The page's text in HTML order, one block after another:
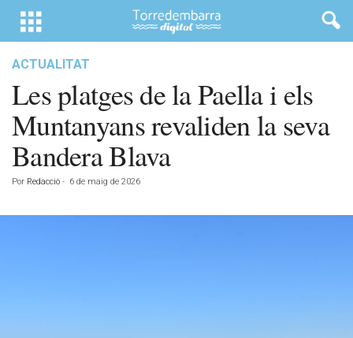
ACTUALITAT
Les platges de la Paella i els
Muntanyans revaliden la seva
Bandera Blava
Por Redacció - 6 de maig de 2026